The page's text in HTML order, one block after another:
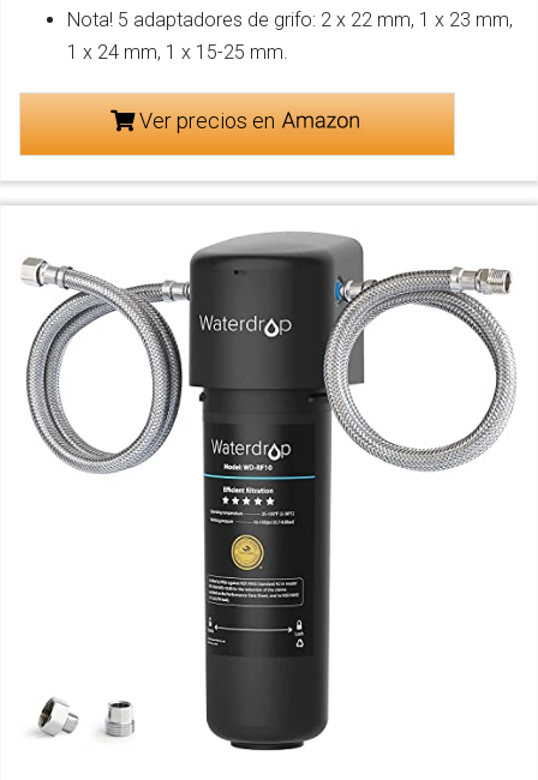
Nota! 5 adaptadores de grifo: 2 x 22 mm, 1 x 23 mm,
1 x 24 mm, 1 x 15-25 mm.
Ver precios en